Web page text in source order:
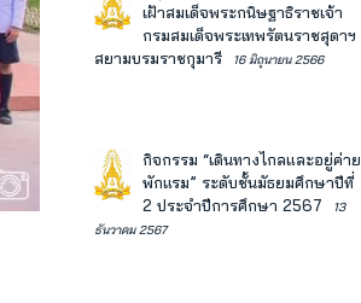
เฝ้าสมเด็จพระกนิษฐาธิราชเจ้า
กรมสมเด็จพระเทพรัตนราชสุดาฯ
สยามบรมราชกุมารี
16 มิถุนายน 2566
กิจกรรม “เดินทางไกลและอยู่ค่าย
พักแรม” ระดับชั้นมัธยมศึกษาปีที่
2 ประจำปีการศึกษา 2567
13
ธันวาคม 2567